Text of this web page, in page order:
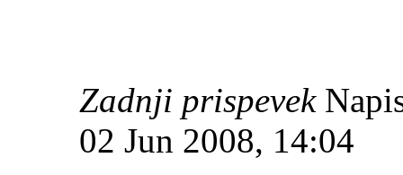
Zadnji prispevek
02 Jun 2008, 14:04